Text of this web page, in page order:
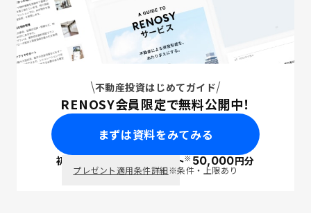
不動産投資はじめてガイド
RENOSY会員限定で無料公開中！
まずは資料をみてみる
初回面談で ポイント※50,000円分
プレゼント適用条件詳細※条件・上限あり